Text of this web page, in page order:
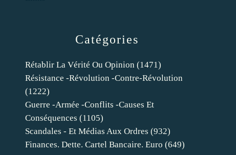
Catégories
Rétablir La Vérité Ou Opinion (1471)
Résistance -révolution -contre-Révolution
(1222)
Guerre -armée -conflits -causes Et
Conséquences (1105)
Scandales - Et Médias Aux Ordres (932)
Finances. Dette. Cartel Bancaire. Euro (649)